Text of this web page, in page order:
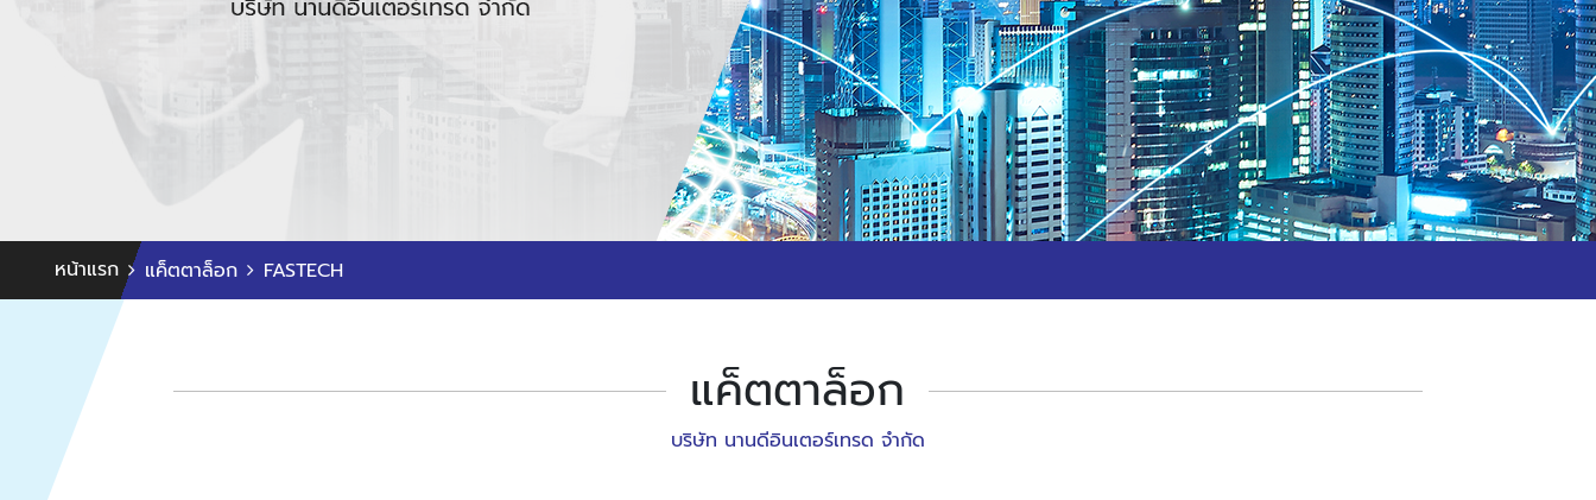
หน้าแรก แค็ตตาล็อก FASTECH
แค็ตตาล็อก
บริษัท นานดีอินเตอร์เทรด จำกัด